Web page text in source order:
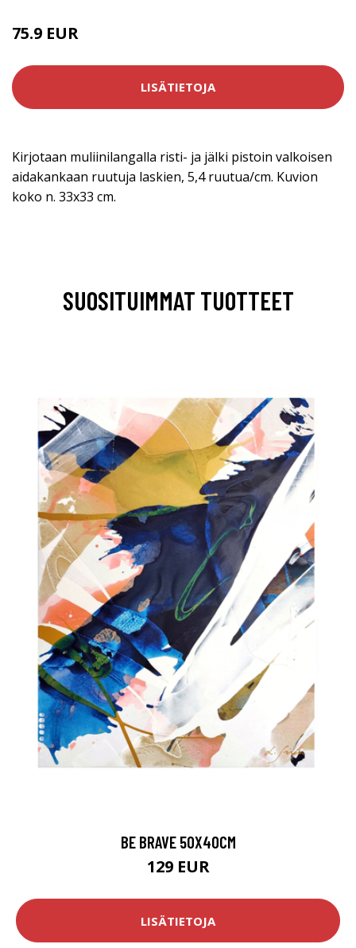
75.9 EUR
LISÄTIETOJA
Kirjotaan muliinilangalla risti- ja jälki pistoin valkoisen
aidakankaan ruutuja laskien, 5,4 ruutua/cm. Kuvion
koko n. 33x33 cm.
SUOSITUIMMAT TUOTTEET
BE BRAVE 50X40CM
129 EUR
LISÄTIETOJA